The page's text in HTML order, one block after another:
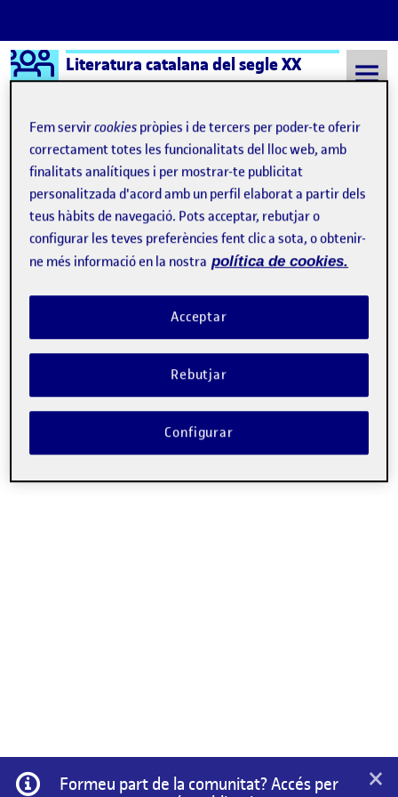
Saltar al contingut
Logo Ágora
Literatura catalana del segle XX
Semestre 20212 - Aula 1 21 Maig, 2023
21 Maig, 2023
Publicat per
Roger Anglès Devesa
Data de publicació5 juny, 2023 7:55 pm
comentariel PAC4 INCERTA GLÒRIA – ROGER
CONTRIBUTION
EL PAC4 INCERTA GLÒRIA – ROGER ANGLÈS
No hi ha comentaris.
Informació
Formeu part de la comunitat? Accés per
×
Fem servircookies pròpies i de tercers per poder-te oferir
correctament totes les funcionalitats del lloc web, amb
finalitats analítiques i per mostrar-te publicitat
personalitzada d'acord amb un perfil elaborat a partir dels
teus hàbits de navegació. Pots acceptar, rebutjar o
configurar les teves preferències fent clic a sota, o obtenir-
ne més informació en la nostra política de cookies.
Rebutjar
Acceptar
Configurar